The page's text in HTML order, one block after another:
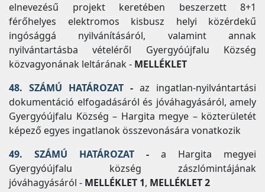
elnevezésű projekt keretében beszerzett 8+1
férőhelyes elektromos kisbusz helyi közérdekű
ingósággá nyilvánításáról, valamint annak
nyilvántartásba vételéről Gyergyóújfalu Község
közvagyonának leltárának - MELLÉKLET
48. SZÁMÚ HATÁROZAT - az ingatlan-nyilvántartási
dokumentáció elfogadásáról és jóváhagyásáról, amely
Gyergyóújfalu Község – Hargita megye – közterületét
képező egyes ingatlanok összevonására vonatkozik
49. SZÁMÚ HATÁROZAT - a Hargita megyei
Gyergyóújfalu község zászlómintájának
jóváhagyásáról - MELLÉKLET 1, MELLÉKLET 2